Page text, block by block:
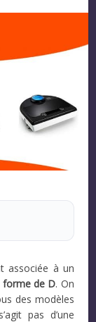
associée à un
forme de D. On
des modèles
pas d’une